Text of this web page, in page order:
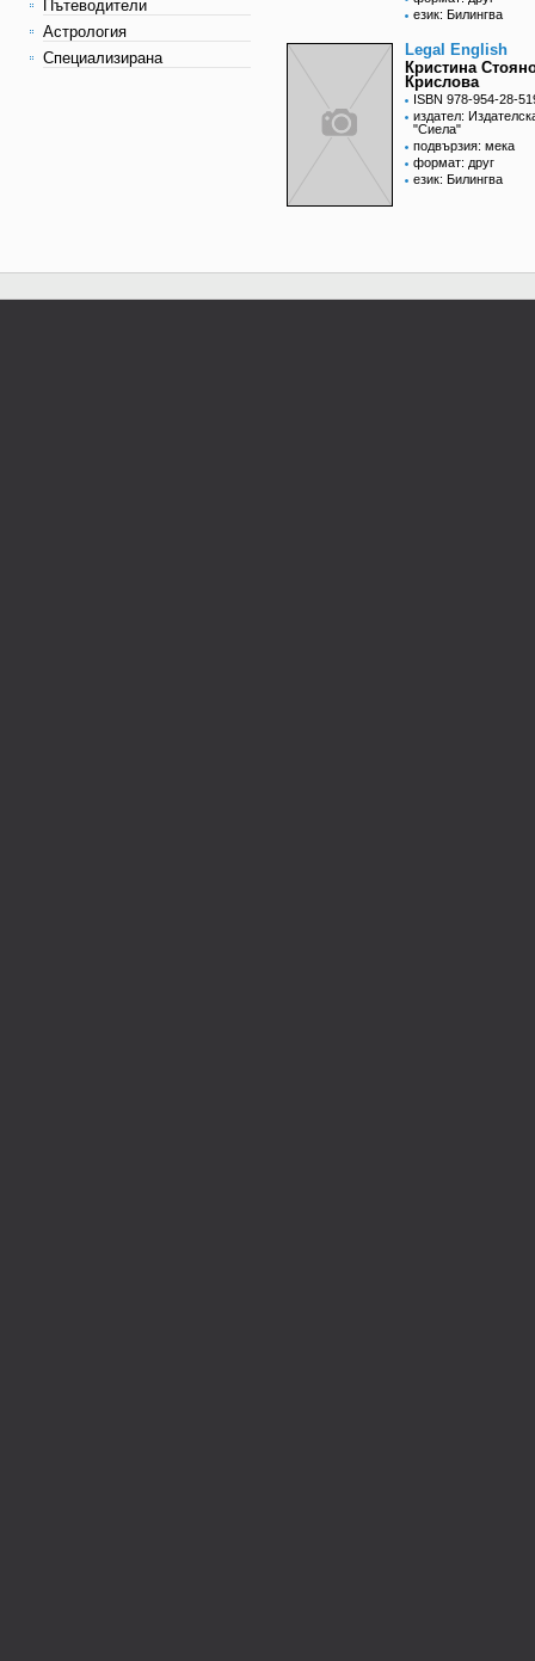
Пътеводители
Астрология
Специализирана
език: Билингва
Legal English
Кристина
Крислова
ISBN 978-954-28-
издател:
"Сиела"
подвързия: мека
формат: друг
език: Билингва